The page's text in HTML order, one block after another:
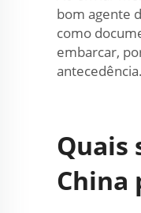
bom agente
como
embarcar,
Quais
China